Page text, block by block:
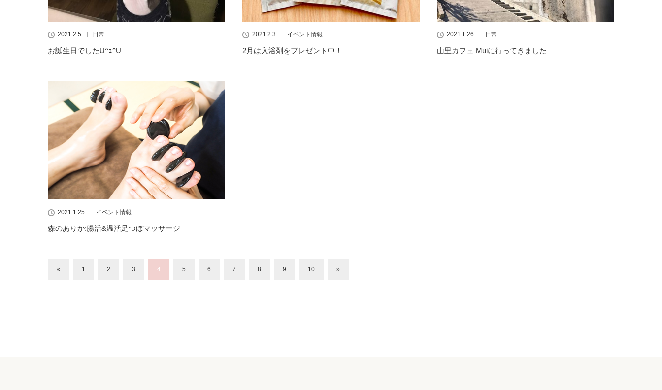
2021.2.5 日常
お誕生日でしたU^ｪ^U
2021.2.3 イベント情報
2月は入浴剤をプレゼント中！
2021.1.26 日常
山里カフェ Muiに行ってきました
2021.1.25 イベント情報
森のありか:腸活&温活足つぼマッサージ
« 1 2 3 4 5 6 7 8 9 10 »